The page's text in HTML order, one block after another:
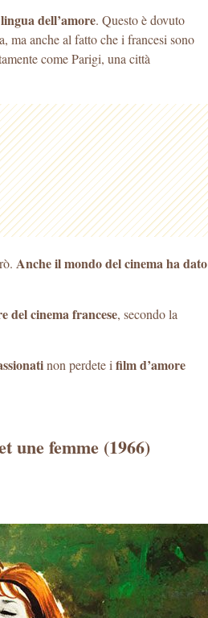
dell’amore. Questo è dovuto
ma anche al fatto che i francesi sono
come Parigi, una città
Anche il mondo del cinema ha dato
del cinema francese, secondo la
non perdete i film d’amore
une femme (1966)